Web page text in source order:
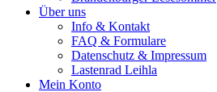
Über uns
Info & Kontakt
FAQ & Formulare
Datenschutz & Impressum
Lastenrad Leihla
Mein Konto